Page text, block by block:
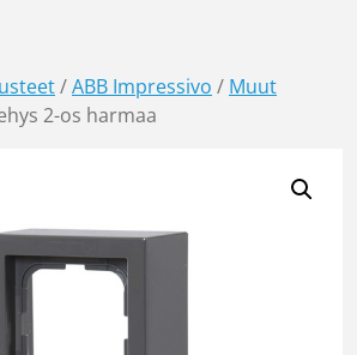
/ABB Impressivo / Muut
2-os harmaa